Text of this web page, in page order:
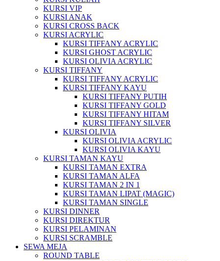
KURSI VIP
KURSI ANAK
KURSI CROSS BACK
KURSI ACRYLIC
KURSI TIFFANY ACRYLIC
KURSI GHOST ACRYLIC
KURSI OLIVIA ACRYLIC
KURSI TIFFANY
KURSI TIFFANY ACRYLIC
KURSI TIFFANY KAYU
KURSI TIFFANY PUTIH
KURSI TIFFANY GOLD
KURSI TIFFANY HITAM
KURSI TIFFANY SILVER
KURSI OLIVIA
KURSI OLIVIA ACRYLIC
KURSI OLIVIA KAYU
KURSI TAMAN KAYU
KURSI TAMAN EXTRA
KURSI TAMAN ALFA
KURSI TAMAN 2 IN 1
KURSI TAMAN LIPAT (MAGIC)
KURSI TAMAN SINGLE
KURSI DINNER
KURSI DIREKTUR
KURSI PELAMINAN
KURSI SCRAMBLE
SEWA MEJA
ROUND TABLE